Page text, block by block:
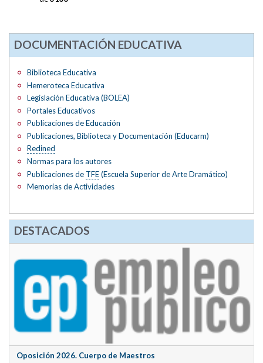
DOCUMENTACIÓN EDUCATIVA
Biblioteca Educativa
Hemeroteca Educativa
Legislación Educativa (BOLEA)
Portales Educativos
Publicaciones de Educación
Publicaciones, Biblioteca y Documentación (Educarm)
Redined
Normas para los autores
Publicaciones de TFE(Escuela Superior de Arte Dramático)
Memorias de Actividades
DESTACADOS
Oposición 2026. Cuerpo de Maestros